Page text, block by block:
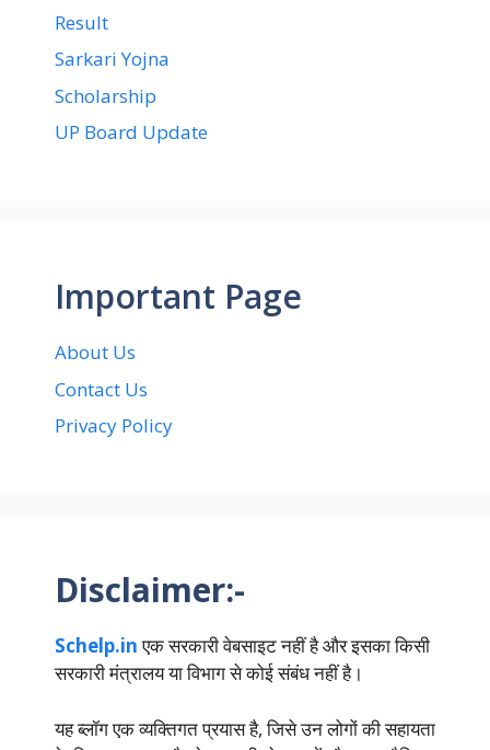
Result
Sarkari Yojna
Scholarship
UP Board Update
Important Page
About Us
Contact Us
Privacy Policy
Disclaimer:-
Schelp.inएक सरकारी वेबसाइट नहीं है और इसका किसी
सरकारी मंत्रालय या विभाग से कोई संबंध नहीं है।
यह ब्लॉग एक व्यक्तिगत प्रयास है, जिसे उन लोगों की सहायता